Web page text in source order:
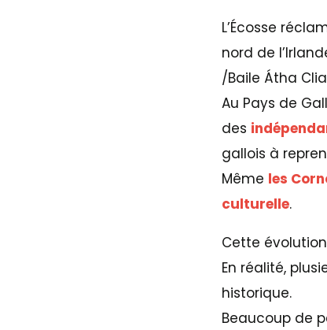
L’Écosse
nord de
/Baile Átha
Au Pays de
des
gallois à
Même les
culturelle.
Cette
En réalité,
historique.
Beaucoup de